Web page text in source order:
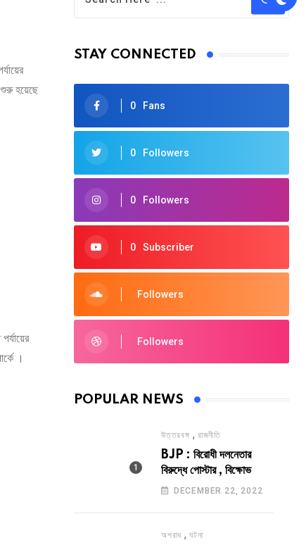
হয়েছে
।
STAY CONNECTED
0 Fans
0 Followers
0 Followers
0 Subscriber
Followers
Followers
POPULAR NEWS
উত্তরবঙ্গ , রাজনীতি
BJP : বিরোধী দলনেতার
বিরুদ্ধে পোস্টার , বিক্ষোভ
DECEMBER 22, 2022
অপরাধ ,ঘটনা